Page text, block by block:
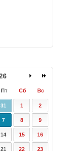
Пт Сб Вс
31 1 2
7 8 9
14 15 16
21 22 23